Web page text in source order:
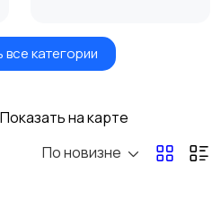
Книги и журналы
Материалы для
все категории
на карте
По новизне